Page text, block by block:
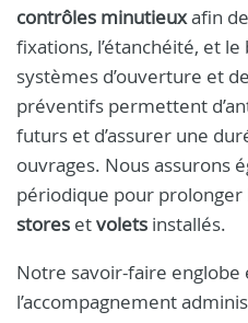
contrôles minutieuxafin
fixations, l’étanchéité, et
systèmes d’ouverture et
préventifs permettent
futurs et d’assurer une
ouvrages. Nous assurons
périodique pour prolonger
stores etvolets installés.
Notre savoir-faire englobe
l’accompagnement